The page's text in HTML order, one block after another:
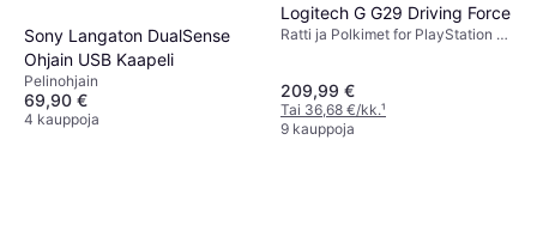
Sony Langaton DualSense
Ohjain USB Kaapeli
Pelinohjain
69,90 €
4 kauppoja
Logitech G G29 Driving Force
Ratti ja Polkimet for PlayStation 5,
209,99 €
Tai 36,68 €/kk.¹
9 kauppoja